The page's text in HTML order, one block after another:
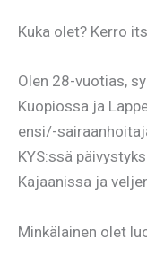
Kuka olet? Kerro
Olen 28-vuotias,
Kuopiossa ja
ensi/-
KYS:ssä
Kajaanissa ja
Minkälainen olet